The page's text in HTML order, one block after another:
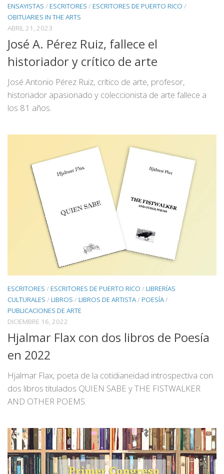
ENSAYISTAS /ESCRITORES /ESCRITORES DE PUERTO RICO /
OBITUARIES IN THE ARTS
ABRIL 21, 2023
José A. Pérez Ruiz, fallece el
historiador y crítico de arte
José Antonio Pérez Ruiz, crítico de arte, profesor,
historiador apasionado y coleccionista de arte fallece a
los 81 años.
ESCRITORES /ESCRITORES DE PUERTO RICO /LIBRERÍAS
CULTURALES /LIBROS /LIBROS DE ARTISTA/POESÍA/
PUBLICACIONES DE ARTE
DICIEMBRE 16, 2022
Hjalmar Flax con dos libros de Poesía
en 2022
Hjalmar Flax, poeta de la cotidianeidad introspectiva con
dos libros titulados QUIEN SABE y THE FISTWALKER
AND OTHER POEMS.